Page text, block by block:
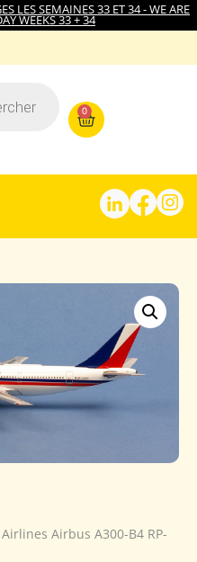
LES SEMAINES 33 ET 34 - WE ARE
WEEKS 33 + 34
0
Airbus A300-B4 RP-